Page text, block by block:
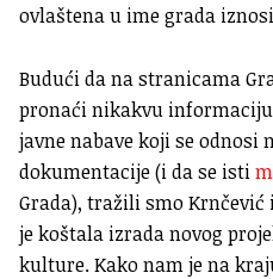
ovlaštena u ime grada
Budući da na stranicama
pronaći nikakvu
javne nabave koji se odnosi
dokumentacije (i da se isti
Grada), tražili smo
je koštala izrada novog
kulture. Kako nam je na